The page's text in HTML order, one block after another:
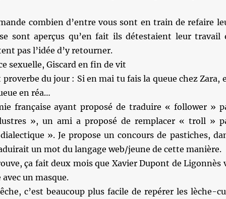
combien d’entre vous sont en train de refaire
se sont aperçus qu’en fait ils détestaient leur travail
pas l’idée d’y retourner.
sexuelle, Giscard en fin de vit
du jour : Si en mai tu fais la queue chez Zara,
en réa…
française ayant proposé de traduire « follower »
», un ami a proposé de remplacer « troll »
». Je propose un concours de pastiches,
un mot du langage web/jeune de cette manière.
ça fait deux mois que Xavier Dupont de Ligonnès
un masque.
c’est beaucoup plus facile de repérer les lèche-